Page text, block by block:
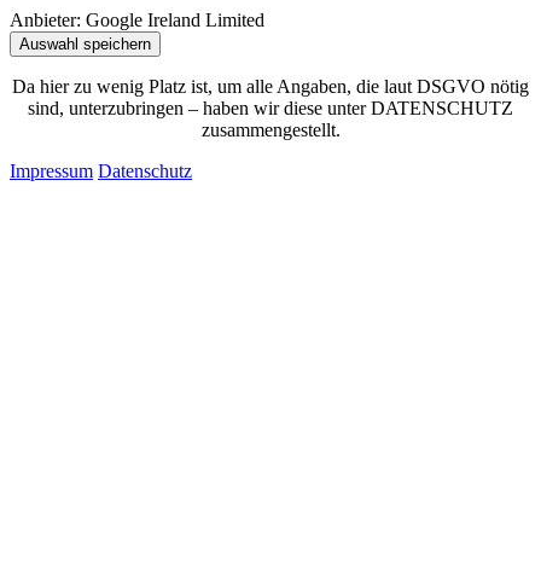
Anbieter: Google Ireland Limited
Auswahl speichern
Da hier zu wenig Platz ist, um alle Angaben, die laut DSGVO nötig
sind, unterzubringen – haben wir diese unter DATENSCHUTZ
zusammengestellt.
Impressum Datenschutz